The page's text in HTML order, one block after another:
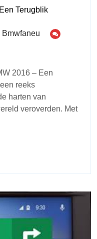
Terugblik
Bmwfaneu
2016 – Een
reeks
harten van
veroverden. Met